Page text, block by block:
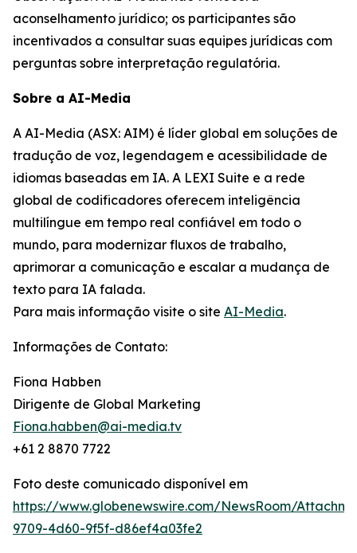
aconselhamento jurídico; os participantes são
incentivados a consultar suas equipes jurídicas com
perguntas sobre interpretação regulatória.
Sobre a AI-Media
A AI-Media (ASX: AIM) é líder global em soluções de
tradução de voz, legendagem e acessibilidade de
idiomas baseadas em IA. A LEXI Suite e a rede
global de codificadores oferecem inteligência
multilíngue em tempo real confiável em todo o
mundo, para modernizar fluxos de trabalho,
aprimorar a comunicação e escalar a mudança de
texto para IA falada.
Para mais informação visite o site AI-Media.
Informações de Contato:
Fiona Habben
Dirigente de Global Marketing
Fiona.habben@ai-media.tv
+61 2 8870 7722
Foto deste comunicado disponível em
https://www.globenewswire.com/NewsRoom/
9709-4d60-9f5f-d86ef4a03fe2